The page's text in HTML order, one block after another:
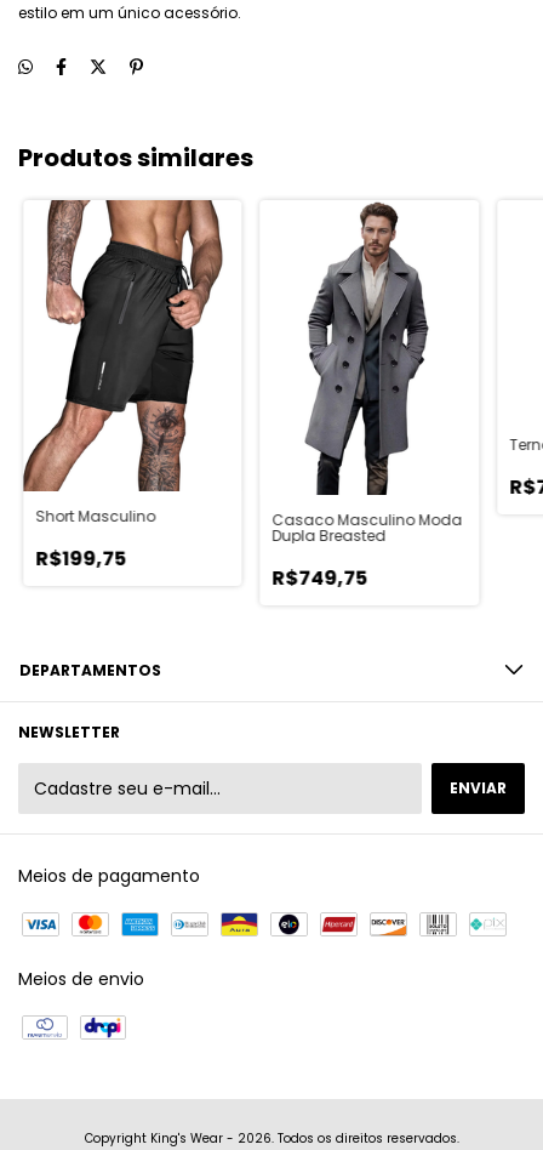
estilo em um único acessório.
Produtos similares
Short Masculino
R$199,75
Casaco Masculino Moda
Dupla Breasted
R$749,75
DEPARTAMENTOS
NEWSLETTER
Meios de pagamento
Meios de envio
Copyright King's Wear - 2026. Todos os direitos reservados.